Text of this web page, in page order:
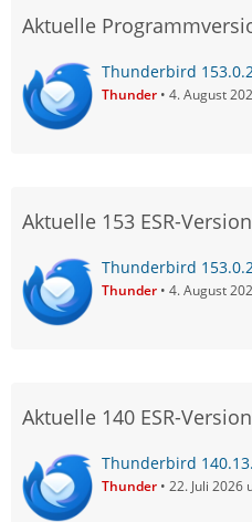
Aktuelle
Thunderbird
Thunder 4. August
Aktuelle 153 ESR-Version
Thunderbird
Thunder 4. August
Aktuelle 140 ESR-Version
Thunderbird
Thunder 22. Juli 2026